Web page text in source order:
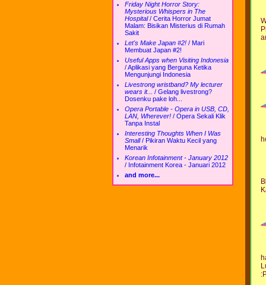
Friday Night Horror Story:
Mysterious Whispers in The
Hospital/ Cerita Horror Jumat
Malam: Bisikan Misterius di Rumah
Sakit
Let's Make Japan #2! / Mari
Membuat Japan #2!
Useful Apps when Visiting Indonesia
/Aplikasi yang Berguna Ketika
Mengunjungi Indonesia
Livestrong wristband? My lecturer
wears it...
/ Gelang livestrong?
Dosenku pake loh...
Opera Portable - Opera in USB, CD,
LAN, Wherever! / Opera Sekali Klik
Tanpa Instal
Interesting Thoughts When I Was
Small/ Pikiran Waktu Kecil yang
Menarik
Korean Infotainment - January 2012
/ Infotainment Korea - Januari 2012
and more...